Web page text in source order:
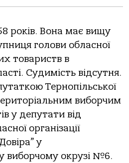
років. Вона має вищу
голови обласної
товариств в
Судимість відсутня.
Тернопільської
виборчим
у депутати від
організації
у
виборчому окрузі №6.